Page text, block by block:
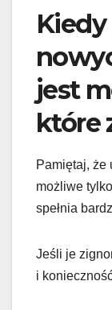
Kiedy
jest
które
Pamiętaj, że
możliwe
spełnia
Jeśli je
i